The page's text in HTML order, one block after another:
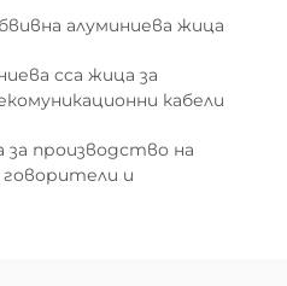
оксид
алуминиева жица
cca жица за
кабели
за производство на
говорители и